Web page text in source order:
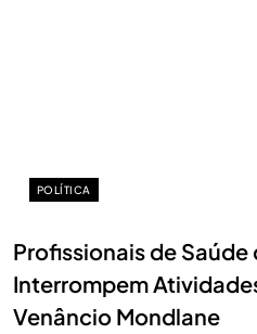
POLÍTICA
Profissionais de
Interrompem
Venâncio Mondlane